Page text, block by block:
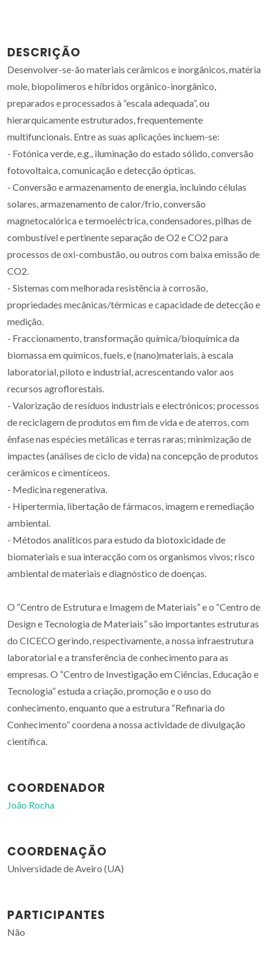
DESCRIÇÃO
Desenvolver-se-ão materiais cerâmicos e inorgânicos, matéria
mole, biopolímeros e híbridos orgânico-inorgânico,
preparados e processados à “escala adequada”, ou
hierarquicamente estruturados, frequentemente
multifuncionais. Entre as suas aplicações incluem-se:
- Fotónica verde, e.g., iluminação do estado sólido, conversão
fotovoltaica, comunicação e detecção ópticas.
- Conversão e armazenamento de energia, incluindo células
solares, armazenamento de calor/frio, conversão
magnetocalórica e termoeléctrica, condensadores, pilhas de
combustível e pertinente separação de O2 e CO2 para
processos de oxi-combustão, ou outros com baixa emissão de
CO2.
- Sistemas com melhorada resistência à corrosão,
propriedades mecânicas/térmicas e capacidade de detecção e
medição.
- Fraccionamento, transformação química/bioquímica da
biomassa em químicos, fuels, e (nano)materiais, à escala
laboratorial, piloto e industrial, acrescentando valor aos
recursos agroflorestais.
- Valorização de resíduos industriais e electrónicos; processos
de reciclagem de produtos em fim de vida e de aterros, com
ênfase nas espécies metálicas e terras raras; minimização de
impactes (análises de ciclo de vida) na concepção de produtos
cerâmicos e cimentíceos.
- Medicina regenerativa.
- Hipertermia, libertação de fármacos, imagem e remediação
ambiental.
- Métodos analíticos para estudo da biotoxicidade de
biomateriais e sua interacção com os organismos vivos; risco
ambiental de materiais e diagnóstico de doenças.
O “Centro de Estrutura e Imagem de Materiais” e o “Centro de
Design e Tecnologia de Materiais” são importantes estruturas
do CICECO gerindo, respectivamente, a nossa infraestrutura
laboratorial e a transferência de conhecimento para as
empresas. O “Centro de Investigação em Ciências, Educação e
Tecnologia” estuda a criação, promoção e o uso do
conhecimento, enquanto que a estrutura “Refinaria do
Conhecimento” coordena a nossa actividade de divulgação
científica.
COORDENADOR
João Rocha
COORDENAÇÃO
Universidade de Aveiro (UA)
PARTICIPANTES
Não